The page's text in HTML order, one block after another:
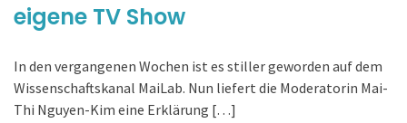
eigene TV Show
In den vergangenen Wochen ist es stiller geworden auf dem
Wissenschaftskanal MaiLab. Nun liefert die Moderatorin Mai-
Thi Nguyen-Kim eine Erklärung […]